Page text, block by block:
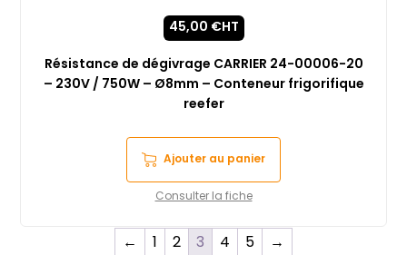
Résistance de dégivrage CARRIER 24-00006-20
– 230V / 750W – Ø8mm – Conteneur frigorifique
reefer
45,00 €HT
Ajouter au panier
Consulter la fiche
← 1 2 3 4 5 →